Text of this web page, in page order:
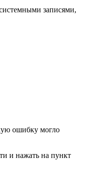
записями,
ошибку могло
и нажать на пункт